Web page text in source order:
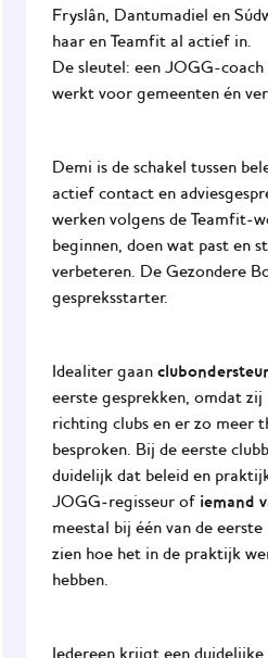
Fryslân, Dantumadiel en
haar en Teamfit al actief in.
De sleutel: een JOGG-
werkt voor gemeenten én
Demi is de schakel tussen
actief contact en
werken volgens de
beginnen, doen wat past en
verbeteren. De Gezondere
gespreksstarter.
Idealiter gaan
eerste gesprekken, omdat
richting clubs en er zo meer
besproken. Bij de eerste
duidelijk dat beleid en
JOGG‑regisseur of iemand
meestal bij één van de
zien hoe het in de praktijk
hebben.
Iedereen krijgt een